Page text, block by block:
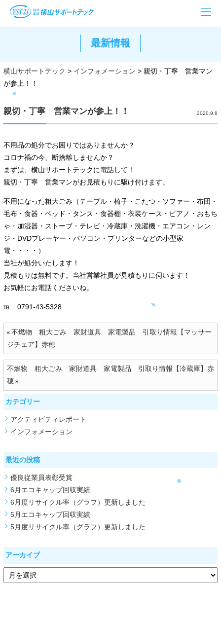
最新情報
横山サポートテック > インフォメーション > 親切・丁寧 営業マン
が参上！！
親切・丁寧 営業マンが参上！！ 2020.9.8
不用品の処分でお困りではありませんか？
コロナ禍の今、断捨離しませんか？
まずは、横山サポートテックに電話して！
親切・丁寧 営業マンがお見積もりに駆け付けます。
不用になった粗大ごみ（テーブル・椅子・こたつ・ソファー・布団・
毛布・食器・ベッド・タンス・食器棚・衣装ケース・ピアノ・おもち
ゃ・加湿器・ストーブ・テレビ・冷蔵庫・洗濯機・エアコン・レン
ジ・DVDプレーヤー・パソコン・プリンターなどの小型家
電・・・・）
当社が処分いたします！
見積もりは無料です。当社営業社員が見積もりに伺います！
お気軽にお電話くださいね。
℡ 0791-43-5328
« 不燃物 粗大ごみ 家財道具 家電製品 引取り情報【マッサー
ジチェア】赤穂
不燃物 粗大ごみ 家財道具 家電製品 引取り情報【冷蔵庫】赤
穂 »
カテゴリー
アクティビティレポート
インフォメーション
最近の投稿
優良従業員表彰受賞
6月エコキャップ回収実績
6月度リサイクル率（グラフ）更新しました
5月エコキャップ回収実績
5月度リサイクル率（グラフ）更新しました
アーカイブ